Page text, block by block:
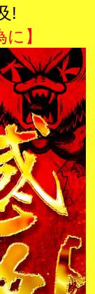
!
】